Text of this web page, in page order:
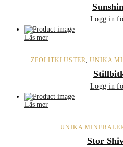
Logg in
Läs mer
ZEOLITKLUSTER, UNIKA
Logg in
Läs mer
UNIKA
Stor